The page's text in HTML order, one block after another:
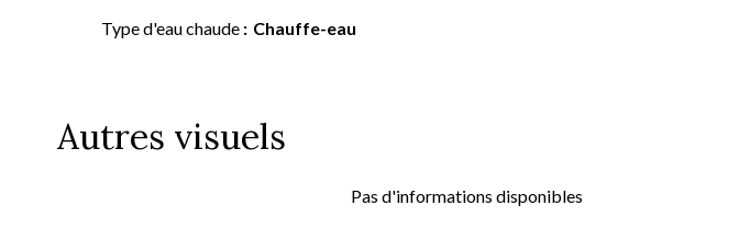
Type d'eau chaude Chauffe-eau
Autres visuels
Pas d'informations disponibles